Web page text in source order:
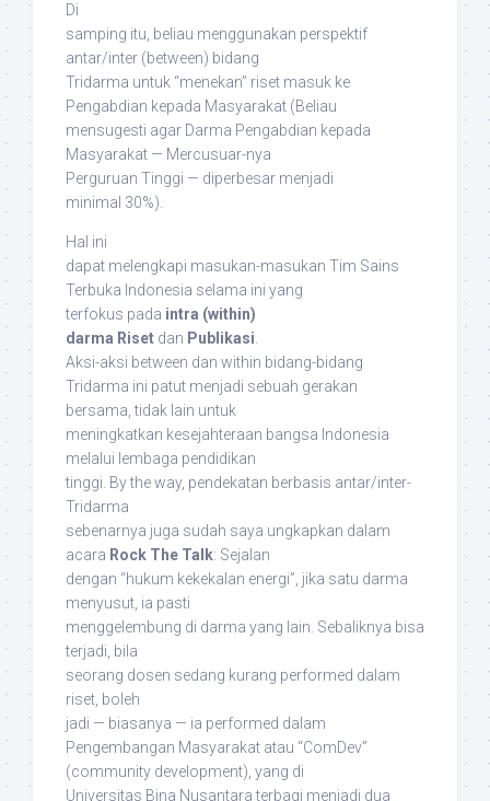
Di
samping itu, beliau menggunakan perspektif
antar/inter (between) bidang
Tridarma untuk “menekan” riset masuk ke
Pengabdian kepada Masyarakat (Beliau
mensugesti agar Darma Pengabdian kepada
Masyarakat — Mercusuar-nya
Perguruan Tinggi — diperbesar menjadi
minimal 30%).
Hal ini
dapat melengkapi masukan-masukan Tim Sains
Terbuka Indonesia selama ini yang
terfokus pada intra (within)
darma Riset dan Publikasi
Aksi-aksi between dan within bidang-bidang
Tridarma ini patut menjadi sebuah gerakan
bersama, tidak lain untuk
meningkatkan kesejahteraan bangsa Indonesia
melalui lembaga pendidikan
tinggi. By the way, pendekatan berbasis antar/inter-
Tridarma
sebenarnya juga sudah saya ungkapkan dalam
acara Rock The Talk: Sejalan
dengan “hukum kekekalan energi”, jika satu darma
menyusut, ia pasti
menggelembung di darma yang lain. Sebaliknya bisa
terjadi, bila
seorang dosen sedang kurang performed dalam
riset, boleh
jadi — biasanya — ia performed dalam
Pengembangan Masyarakat atau “ComDev”
(community development), yang di
Universitas Bina Nusantara terbagi menjadi dua